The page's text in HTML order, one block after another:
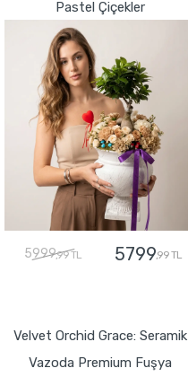
Pastel Çiçekler
5999,99 TL 5799,99 TL
Velvet Orchid Grace: Seramik
Vazoda Premium Fuşya